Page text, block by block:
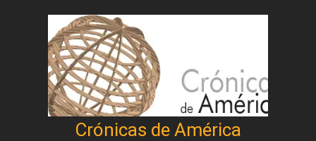
Crónicas de América